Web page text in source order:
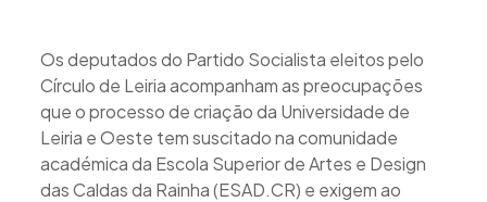
Os deputados do Partido Socialista eleitos pelo
Círculo de Leiria acompanham as preocupações
que o processo de criação da Universidade de
Leiria e Oeste tem suscitado na comunidade
académica da Escola Superior de Artes e Design
das Caldas da Rainha (ESAD.CR) e exigem ao